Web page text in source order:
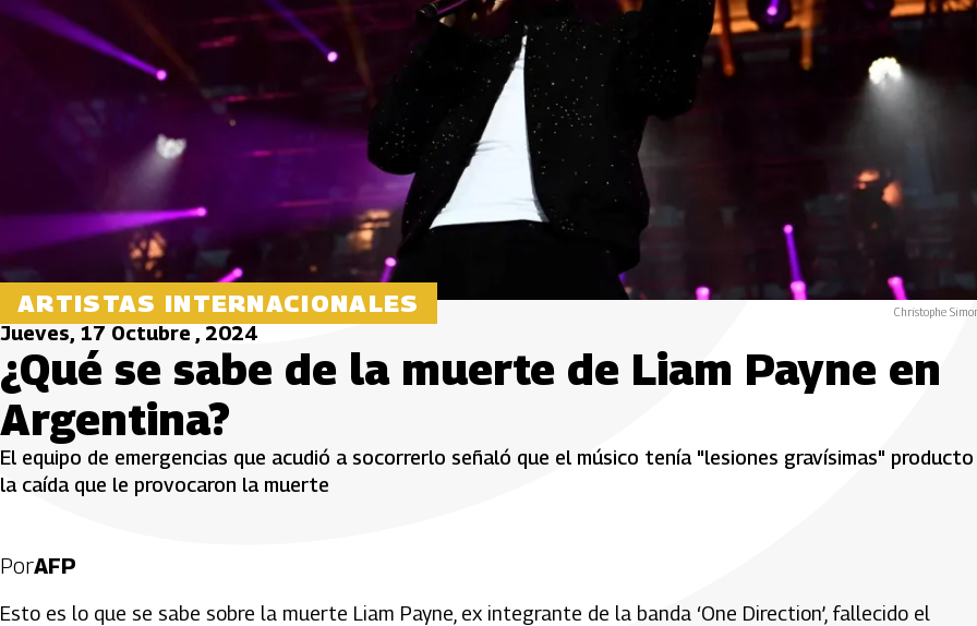
ARTISTAS INTERNACIONALES Christophe
Jueves, 17 Octubre , 2024
¿Qué se sabe de la muerte de Liam Payne en
Argentina?
El equipo de emergencias que acudió a socorrerlo señaló que el músico tenía "lesiones gravísimas" producto
la caída que le provocaron la muerte
PorAFP
Esto es lo que se sabe sobre la muerte Liam Payne, ex integrante de la banda ‘One Direction’, fallecido el